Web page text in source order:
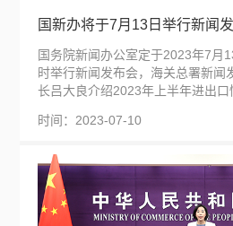
国新办将于7月13日举行新闻
国务院新闻办公室定于2023年7月
时举行新闻发布会，海关总署新闻
长吕大良介绍2023年上半年进出口
时间：2023-07-10